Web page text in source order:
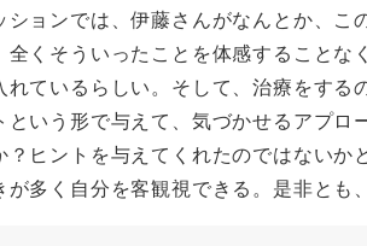
ョンでは、伊藤さんがなんとか、こ
くそういったことを体感することな
ているらしい。そして、治療をす
いう形で与えて、気づかせるアプ
ヒントを与えてくれたのではないか
多く自分を客観視できる。是非とも